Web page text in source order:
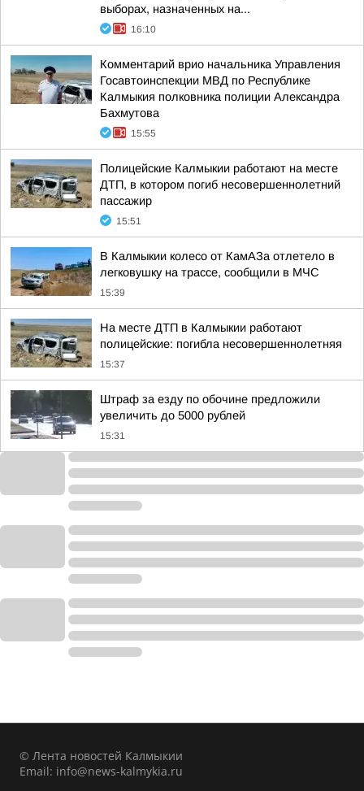
выборах, назначенных на...
16:10
Комментарий врио начальника Управления
Госавтоинспекции МВД по Республике
Калмыкия полковника полиции Александра
Бахмутова
15:55
Полицейские Калмыкии работают на месте
ДТП, в котором погиб несовершеннолетний
пассажир
15:51
В Калмыкии колесо от КамАЗа отлетело в
легковушку на трассе, сообщили в МЧС
15:39
На месте ДТП в Калмыкии работают
полицейские: погибла несовершеннолетняя
15:37
Штраф за езду по обочине предложили
увеличить до 5000 рублей
15:31
© Лента новостей Калмыкии
Email: info@news-kalmykia.ru